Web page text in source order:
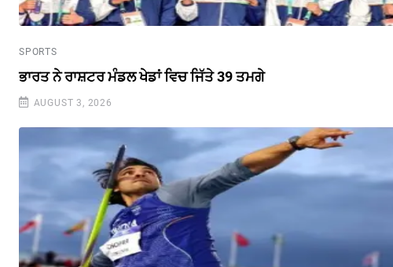
SPORTS
ਭਾਰਤ ਨੇ ਰਾਸ਼ਟਰ ਮੰਡਲ ਖੇਡਾਂ ਵਿਚ ਜਿੱਤੇ 39 ਤਮਗੇ
AUGUST 3, 2026